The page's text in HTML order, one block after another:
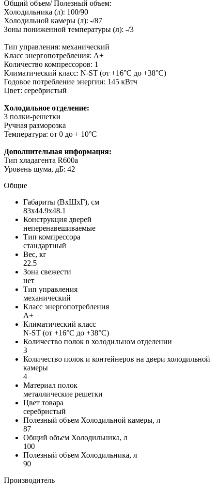
Общий объем/ Полезный объем:
Холодильника (л): 100/90
Холодильной камеры (л): -/87
Зоны пониженной температуры (л): -/3
Тип управления: механический
Класс энергопотребления: A+
Количество компрессоров: 1
Климатический класс: N-ST (от +16°С до +38°С)
Годовое потребление энергии: 145 кВтч
Цвет: серебристый
Холодильное отделение:
3 полки-решетки
Ручная разморозка
Температура: от 0 до + 10°C
Дополнительная информация:
Тип хладагента R600a
Уровень шума, дБ: 42
Общие
Габариты (ВxШxГ), см
83x44.9x48.1
Конструкция дверей
неперенавешиваемые
Тип компрессора
стандартный
Вес, кг
22.5
Зона свежести
нет
Тип управления
механический
Класс энергопотребления
A+
Климатический класс
N-ST (от +16°C до +38°C)
Количество полок в холодильном отделении
3
Количество полок и контейнеров на двери холодильной
камеры
4
Материал полок
металлические решетки
Цвет товара
серебристый
Полезный объем Холодильной камеры, л
87
Общий объем Холодильника, л
100
Полезный объем Холодильника, л
90
Производитель